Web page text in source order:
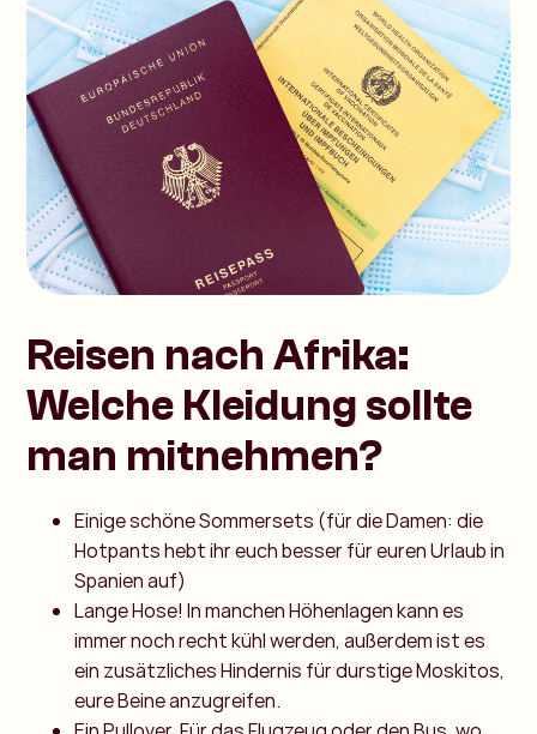
Reisen nach Afrika:
Welche Kleidung sollte
man mitnehmen?
Einige schöne Sommersets (für die Damen: die
Hotpants hebt ihr euch besser für euren Urlaub in
Spanien auf)
Lange Hose! In manchen Höhenlagen kann es
immer noch recht kühl werden, außerdem ist es
ein zusätzliches Hindernis für durstige Moskitos,
eure Beine anzugreifen.